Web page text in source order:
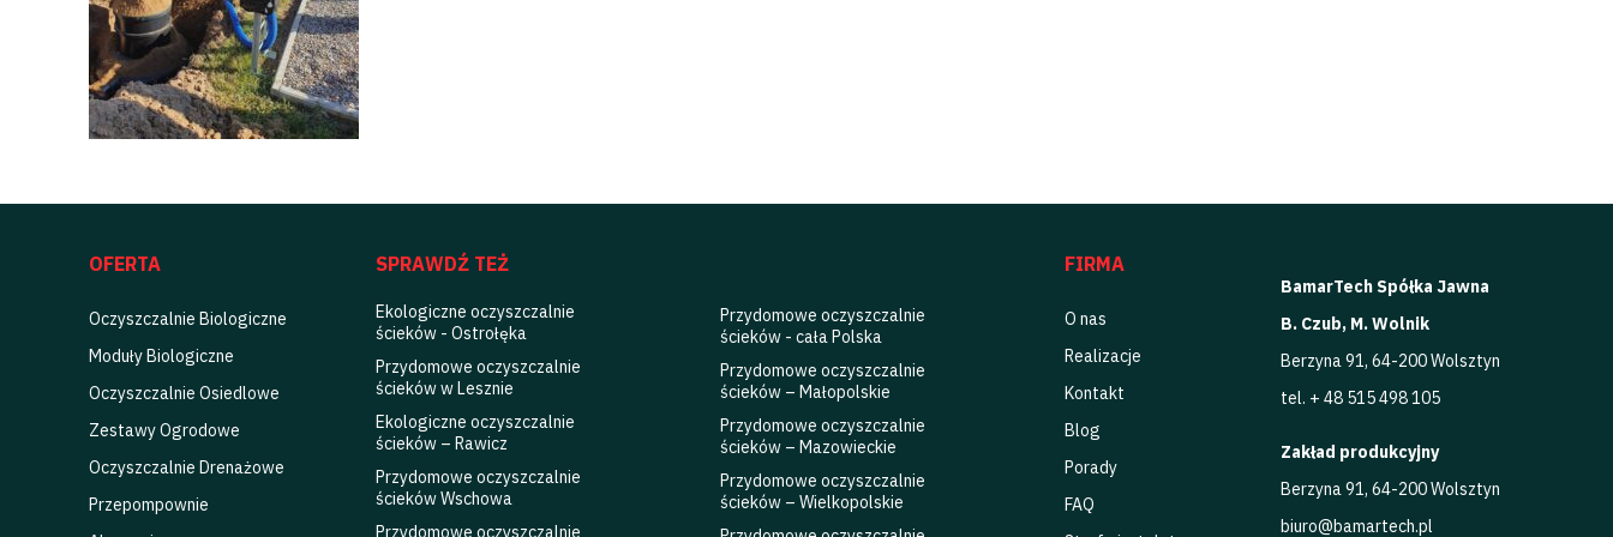
OFERTA
Oczyszczalnie Biologiczne
Moduły Biologiczne
Oczyszczalnie Osiedlowe
Zestawy Ogrodowe
Oczyszczalnie Drenażowe
Przepompownie
SPRAWDŹ TEŻ
Ekologiczne oczyszczalnie
ścieków - Ostrołęka
Przydomowe oczyszczalnie
ścieków w Lesznie
Ekologiczne oczyszczalnie
ścieków – Rawicz
Przydomowe oczyszczalnie
ścieków Wschowa
Przydomowe oczyszczalnie
Przydomowe oczyszczalnie
ścieków - cała Polska
Przydomowe oczyszczalnie
ścieków – Małopolskie
Przydomowe oczyszczalnie
ścieków – Mazowieckie
Przydomowe oczyszczalnie
ścieków – Wielkopolskie
FIRMA
O nas
Realizacje
Kontakt
Blog
Porady
FAQ
BamarTech Spółka Jawna
B. Czub, M. Wolnik
Berzyna 91, 64-200 Wolsztyn
tel. + 48 515 498 105
Zakład produkcyjny
Berzyna 91, 64-200 Wolsztyn
biuro@bamartech.pl